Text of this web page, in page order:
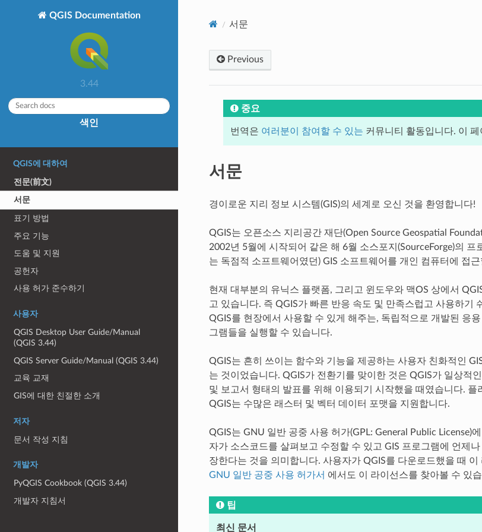
QGIS Documentation
3.44
색인
QGIS에 대하여
전문(前文)
서문
표기 방법
주요 기능
도움 및 지원
공헌자
사용 허가 준수하기
사용자
QGIS Desktop User Guide/Manual
(QGIS 3.44)
QGIS Server Guide/Manual (QGIS 3.44)
교육 교재
GIS에 대한 친절한 소개
저자
문서 작성 지침
개발자
PyQGIS Cookbook (QGIS 3.44)
개발자 지침서
서문
Previous
중요
번역은 여러분이 참여할 수 있는 커뮤니티 활동입니다. 이
서문
경이로운 지리 정보 시스템(GIS)의 세계로 오신 것을 환영합니다!
QGIS는 오픈소스 지리공간 재단(Open Source Geospatial
2002년 5월에 시작되어 같은 해 6월 소스포지(SourceForge)의
는 독점적 소프트웨어였던) GIS 소프트웨어를 개인 컴퓨터에 접
현재 대부분의 유닉스 플랫폼, 그리고 윈도우와 맥OS 상에서
고 있습니다. 즉 QGIS가 빠른 반응 속도 및 만족스럽고 사용하기
QGIS를 현장에서 사용할 수 있게 해주는, 독립적으로 개발된 응
그램들을 실행할 수 있습니다.
QGIS는 흔히 쓰이는 함수와 기능을 제공하는 사용자 친화적인
는 것이었습니다. QGIS가 전환기를 맞이한 것은 QGIS가 일상적
및 보고서 형태의 발표를 위해 이용되기 시작했을 때였습니다.
QGIS는 수많은 래스터 및 벡터 데이터 포맷을 지원합니다.
QGIS는 GNU 일반 공중 사용 허가(GPL: General Public
자가 소스코드를 살펴보고 수정할 수 있고 GIS 프로그램에 언제
장한다는 것을 의미합니다. 사용자가 QGIS를 다운로드했을 때
GNU 일반 공중 사용 허가서 에서도 이 라이선스를 찾아볼 수 있
팁
최신 문서